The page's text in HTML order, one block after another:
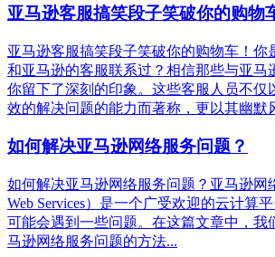
亚马逊客服搞笑段子笑破你的购物
亚马逊客服搞笑段子笑破你的购物车！你
和亚马逊的客服联系过？相信那些与亚马
你留下了深刻的印象。这些客服人员不仅
效的解决问题的能力而著称，更以其幽默
如何解决亚马逊网络服务问题？
如何解决亚马逊网络服务问题？亚马逊网
Web Services）是一个广受欢迎的云计算
可能会遇到一些问题。在这篇文章中，我
马逊网络服务问题的方法...